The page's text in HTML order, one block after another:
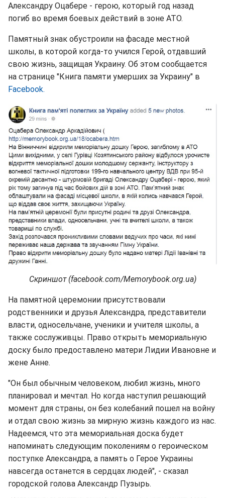
Александру Оцабере - герою, который год назад
погиб во время боевых действий в зоне АТО.
Памятный знак обустроили на фасаде местной
школы, в которой когда-то учился Герой, отдавший
свою жизнь, защищая Украину. Об этом сообщается
на странице "Книга памяти умерших за Украину" в
Facebook.
Скриншот (facebook.com/Memorybook.org.ua)
На памятной церемонии присутствовали
родственники и друзья Александра, представители
власти, односельчане, ученики и учителя школы, а
также сослуживцы. Право открыть мемориальную
доску было предоставлено матери Лидии Ивановне и
жене Анне.
"Он был обычным человеком, любил жизнь, много
планировал и мечтал. Но когда наступил решающий
момент для страны, он без колебаний пошел на войну
и отдал свою жизнь за мирную жизнь каждого из нас.
Надеемся, что эта мемориальная доска будет
напоминать следующим поколениям о героическом
поступке Александра, а память о Герое Украины
навсегда останется в сердцах людей", - сказал
городской голова Александр Пузырь.